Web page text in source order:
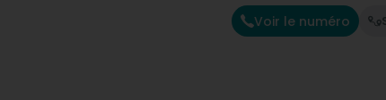
Voir le numéro